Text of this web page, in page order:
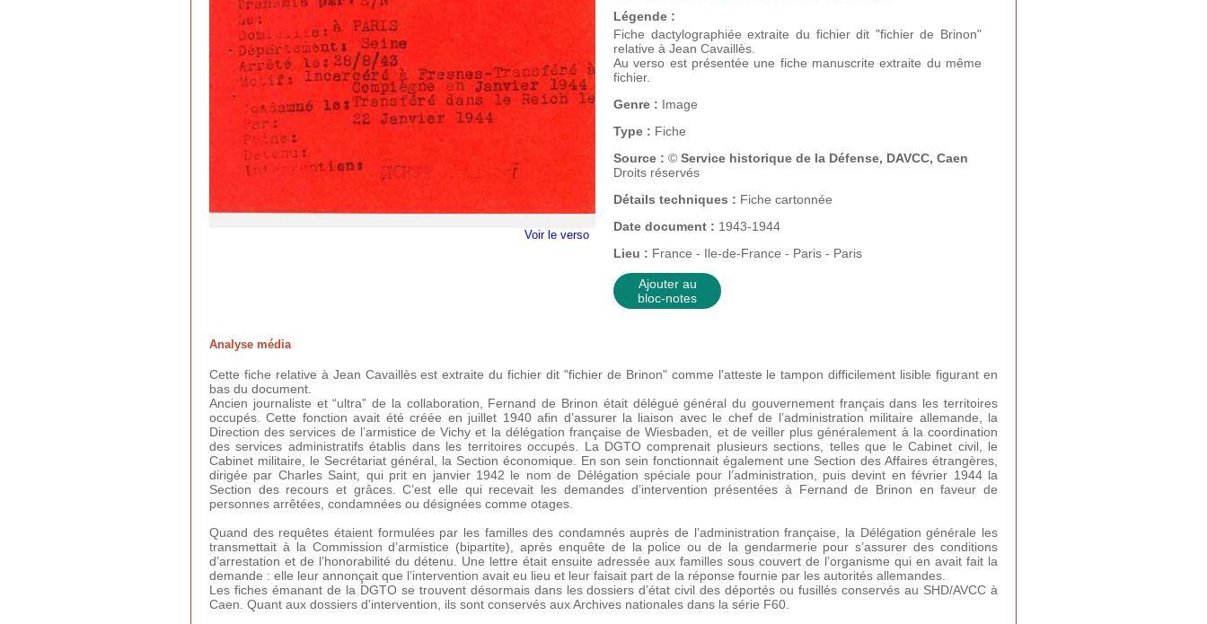
Voir le verso
Légende :
Fiche dactylographiée extraite du fichier dit "fichier de Brinon"
relative à Jean Cavaillès.
Au verso est présentée une fiche manuscrite extraite du même
fichier.
Genre : Image
Type : Fiche
Source : © Service historique de la Défense, DAVCC, Caen
Droits réservés
Détails techniques : Fiche cartonnée
Date document : 1943-1944
Lieu : France - Ile-de-France - Paris - Paris
Ajouter au
bloc-notes
Analyse média
Cette fiche relative à Jean Cavaillès est extraite du fichier dit "fichier de Brinon" comme l'atteste le tampon difficilement lisible figurant en
bas du document.
Ancien journaliste et “ultra” de la collaboration, Fernand de Brinon était délégué général du gouvernement français dans les territoires
occupés. Cette fonction avait été créée en juillet 1940 afin d’assurer la liaison avec le chef de l’administration militaire allemande, la
Direction des services de l’armistice de Vichy et la délégation française de Wiesbaden, et de veiller plus généralement à la coordination
des services administratifs établis dans les territoires occupés. La DGTO comprenait plusieurs sections, telles que le Cabinet civil, le
Cabinet militaire, le Secrétariat général, la Section économique. En son sein fonctionnait également une Section des Affaires étrangères,
dirigée par Charles Saint, qui prit en janvier 1942 le nom de Délégation spéciale pour l’administration, puis devint en février 1944 la
Section des recours et grâces. C’est elle qui recevait les demandes d’intervention présentées à Fernand de Brinon en faveur de
personnes arrêtées, condamnées ou désignées comme otages.
Quand des requêtes étaient formulées par les familles des condamnés auprès de l’administration française, la Délégation générale les
transmettait à la Commission d’armistice (bipartite), après enquête de la police ou de la gendarmerie pour s’assurer des conditions
d’arrestation et de l’honorabilité du détenu. Une lettre était ensuite adressée aux familles sous couvert de l’organisme qui en avait fait la
demande : elle leur annonçait que l’intervention avait eu lieu et leur faisait part de la réponse fournie par les autorités allemandes.
Les fiches émanant de la DGTO se trouvent désormais dans les dossiers d’état civil des déportés ou fusillés conservés au SHD/AVCC à
Caen. Quant aux dossiers d'intervention, ils sont conservés aux Archives nationales dans la série F60.